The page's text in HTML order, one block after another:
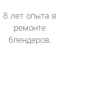
8 лет опыта в
ремонте
блендеров.